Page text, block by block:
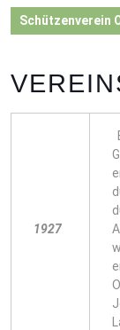
Schützenverein
1927